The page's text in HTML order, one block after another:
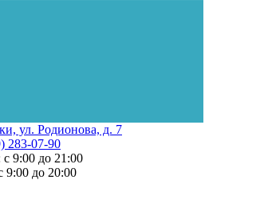
ул. Родионова, д. 7
283-07-90
9:00 до 21:00
9:00 до 20:00